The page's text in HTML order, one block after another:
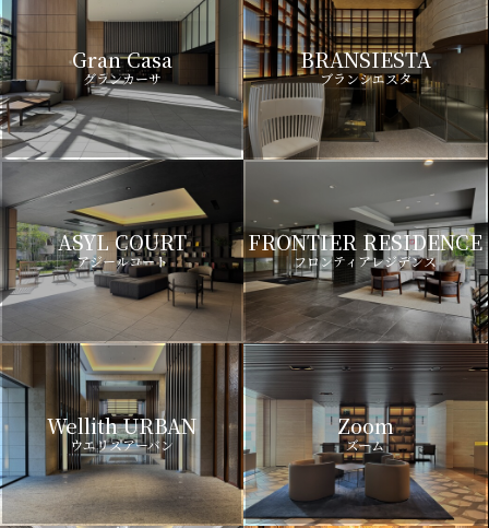
Gran Casa
グランカーサ
BRANSIESTA
ブランシエスタ
ASYL COURT
アジールコート
FRONTIER RESIDENCE
フロンティアレジデンス
Wellith URBAN
ウエリスアーバン
Zoom
ズーム